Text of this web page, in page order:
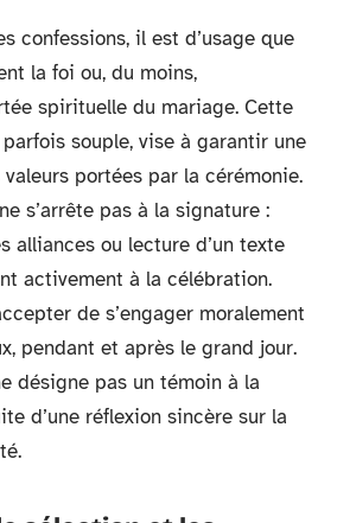
confessions, il est d’usage que
la foi ou, du moins,
spirituelle du mariage. Cette
souple, vise à garantir une
portées par la cérémonie.
s’arrête pas à la signature :
alliances ou lecture d’un texte
activement à la célébration.
de s’engager moralement
pendant et après le grand jour.
désigne pas un témoin à la
d’une réflexion sincère sur la